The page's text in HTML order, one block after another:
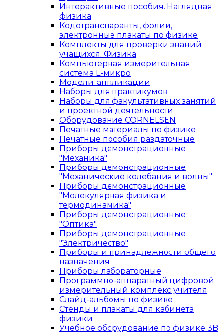
Интерактивные пособия. Наглядная
физика
Кодотранспаранты, фолии,
электронные плакаты по физике
Комплекты для проверки знаний
учащихся. Физика
Компьютерная измерительная
система L-микро
Модели-аппликации
Наборы для практикумов
Наборы для факультативных занятий
и проектной деятельности
Оборудование CORNELSEN
Печатные материалы по физике
Печатные пособия раздаточные
Приборы демонстрационные
"Механика"
Приборы демонстрационные
"Механические колебания и волны"
Приборы демонстрационные
"Молекулярная физика и
термодинамика"
Приборы демонстрационные
"Оптика"
Приборы демонстрационные
"Электричество"
Приборы и принадлежности общего
назначения
Приборы лабораторные
Программно-аппаратный цифровой
измерительный комплекс учителя
Слайд-альбомы по физике
Стенды и плакаты для кабинета
физики
Учебное оборудование по физике 3B